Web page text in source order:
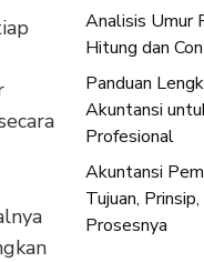
Analisis Umur
Hitung dan
Panduan
Akuntansi
Profesional
Akuntansi
Tujuan,
Prosesnya